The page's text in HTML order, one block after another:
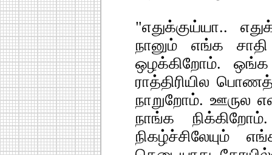
"எதுக்குய்யா..
நானும் எங்க
ஒழக்கிறோம்.
ராத்திரியில
நாறுறோம். ஊருல
நாங்க
நிகழ்ச்சிலேயும்